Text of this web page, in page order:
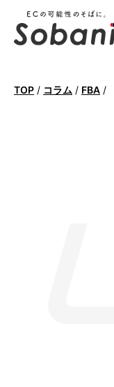
TOP / コラム / FBA /